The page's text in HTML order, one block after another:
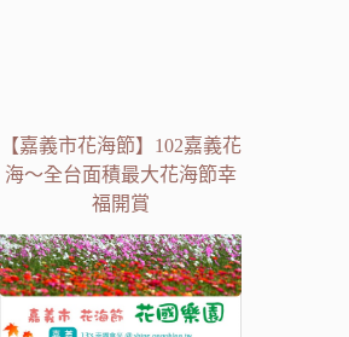
【嘉義市花海節】102嘉義花
海～全台面積最大花海節幸
福開賞